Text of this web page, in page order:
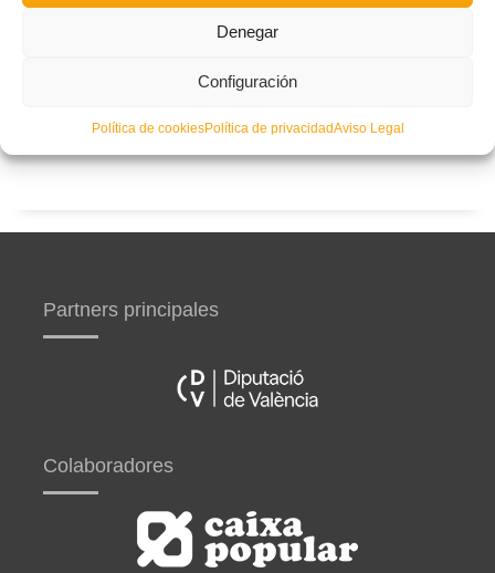
Denegar
Configuración
Política de cookiesPolítica de privacidadAviso Legal
Castellón y Alicante (comienzo el 20 de septiembre)
Castellón y Alicante (comienzo el 20 de septiembre)
Partners principales
Colaboradores